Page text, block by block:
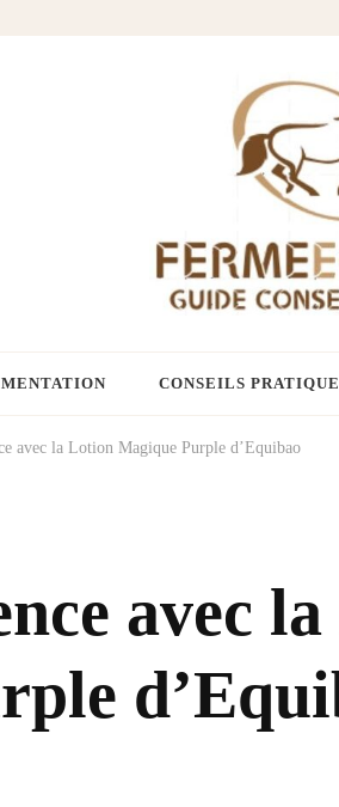
CONSEILS PRATIQUE
avec la Lotion Magique Purple d’Equibao
avec